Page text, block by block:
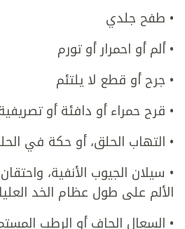
• طفح جلدي
• ألم أو احمرار أو تورم
• جرح أو قطع لا يلتئم
• قرح حمراء أو دافئة أو
• التهاب الحلق، أو حكة في
• سيلان الجيوب الأنفية،
الألم على طول عظام الخد العليا
• السعال الجاف أو الرطب